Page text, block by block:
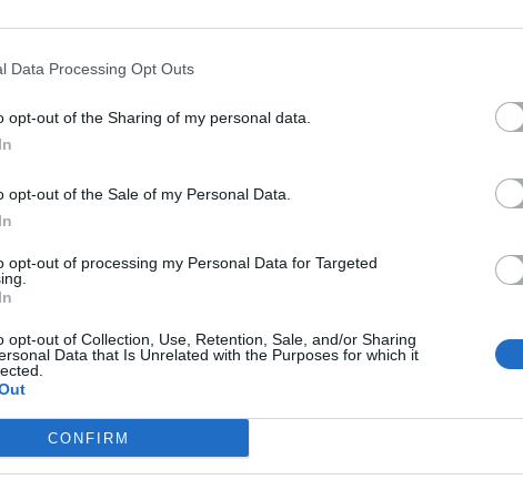
Data Processing Opt Outs
opt-out of the Sharing of my personal data.
opt-out of the Sale of my Personal Data.
opt-out of processing my Personal Data for Targeted
opt-out of Collection, Use, Retention, Sale, and/or Sharing
Data that Is Unrelated with the Purposes for which it
CONFIRM
кожные
у детей.
свободное время
тренироваться читать?